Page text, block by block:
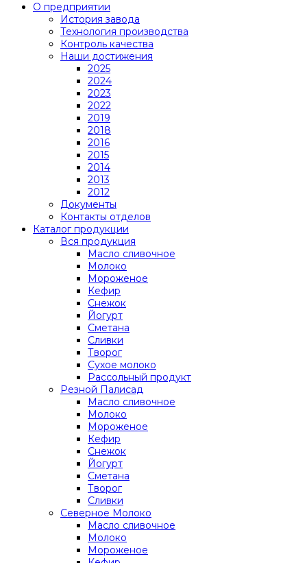
О предприятии
История завода
Технология производства
Контроль качества
Наши достижения
2025
2024
2023
2022
2019
2018
2016
2015
2014
2013
2012
Документы
Контакты отделов
Каталог продукции
Вся продукция
Масло сливочное
Молоко
Мороженое
Кефир
Снежок
Йогурт
Сметана
Сливки
Творог
Сухое молоко
Рассольный продукт
Резной Палисад
Масло сливочное
Молоко
Мороженое
Кефир
Снежок
Йогурт
Сметана
Творог
Сливки
Северное Молоко
Масло сливочное
Молоко
Мороженое